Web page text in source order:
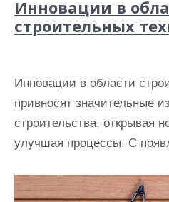
Инновации в
строительных
Инновации в области
привносят значительные
строительства, открывая
улучшая процессы. С